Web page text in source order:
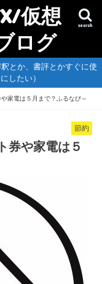
仮想
ログ
search
とか、書評とかすぐに使
したい）
家電は５月まで？ふるなび～
節約
券や家電は５